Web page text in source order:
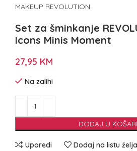
MAKEUP REVOLUTION
Set za šminkanje
Icons Minis Moment
27,95 KM
Na zalihi
DODAJ U
Uporedi Dodaj na listu želja